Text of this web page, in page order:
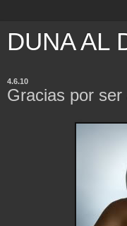
DUNA AL
4.6.10
Gracias por